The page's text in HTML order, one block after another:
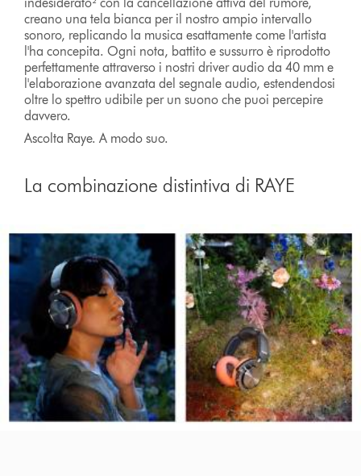
creano una tela bianca per il nostro ampio intervallo
sonoro, replicando la musica esattamente come l'artista
l'ha concepita. Ogni nota, battito e sussurro è riprodotto
perfettamente attraverso i nostri driver audio da 40 mm e
l'elaborazione avanzata del segnale audio, estendendosi
oltre lo spettro udibile per un suono che puoi percepire
davvero.
Ascolta Raye. A modo suo.
La combinazione distintiva di RAYE